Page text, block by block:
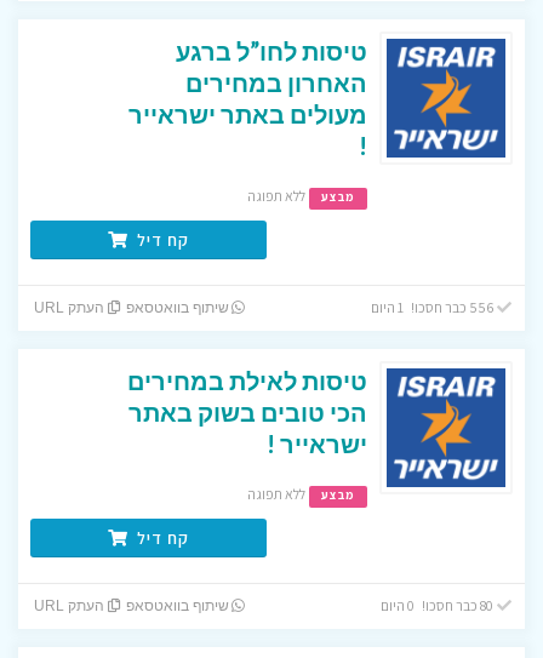
טיסות לחו”ל ברגע
האחרון במחירים
מעולים באתר ישראייר
!
מבצע ללא תפוגה
קח דיל
556 כבר חסכו! 1 היום שיתוף בוואטסאפ העתק URL
טיסות לאילת במחירים
הכי טובים בשוק באתר
ישראייר !
מבצע ללא תפוגה
קח דיל
שיתוף בוואטסאפ העתק URL